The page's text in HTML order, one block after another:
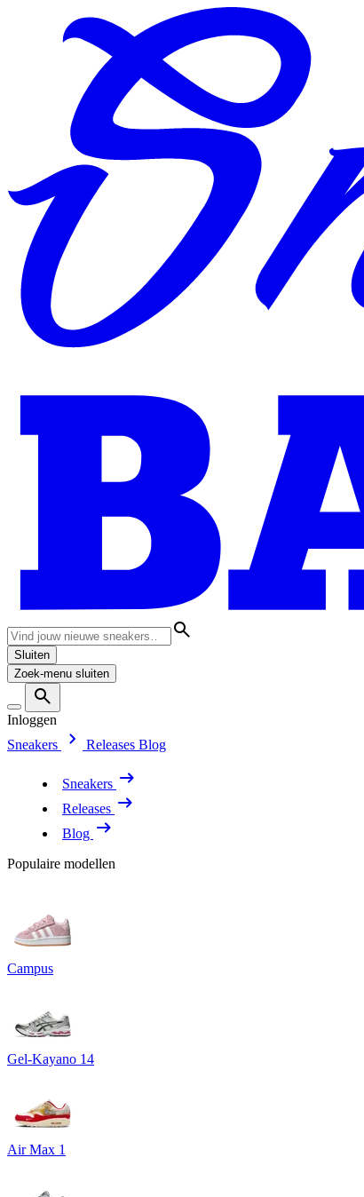
Sluiten
Zoek-menu sluiten
Inloggen
Sneakers
Releases Blog
Sneakers
Releases
Blog
Populaire modellen
Campus
Gel-Kayano 14
Air Max 1